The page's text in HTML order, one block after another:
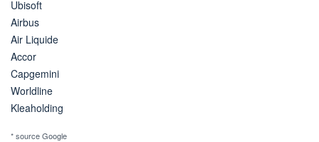
Ubisoft
Airbus
Air Liquide
Accor
Capgemini
Worldline
Kleaholding
* source Google